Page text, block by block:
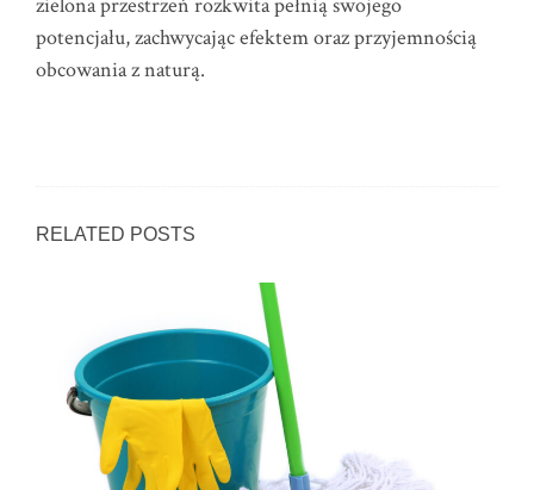
potencjału, zachwycając efektem oraz przyjemnością
obcowania z naturą.
RELATED POSTS